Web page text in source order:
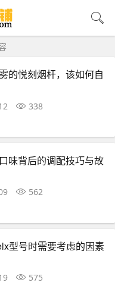
的悦刻烟杆，该如何自
338
味背后的调配技巧与故
562
型号时需要考虑的因素
575